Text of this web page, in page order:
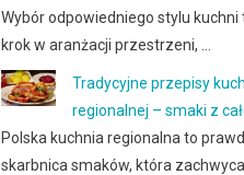
Wybór odpowiedniego stylu
krok w aranżacji przestrzeni, …
Tradycyjne przepisy
regionalnej – smaki z
Polska kuchnia regionalna to
skarbnica smaków, która zachwyca